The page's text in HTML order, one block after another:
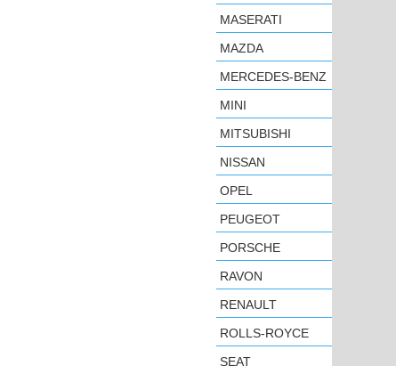
MASERATI
MAZDA
MERCEDES-BENZ
MINI
MITSUBISHI
NISSAN
OPEL
PEUGEOT
PORSCHE
RAVON
RENAULT
ROLLS-ROYCE
SEAT